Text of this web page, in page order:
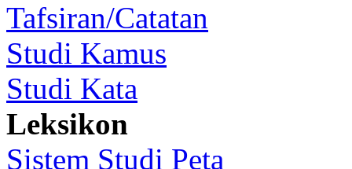
Tafsiran/Catatan
Studi Kamus
Studi Kata
Leksikon
Sistem Studi Peta